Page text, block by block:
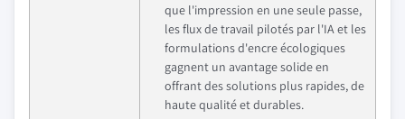
que l'impression en une seule passe,
les flux de travail pilotés par l'IA et les
formulations d'encre écologiques
gagnent un avantage solide en
offrant des solutions plus rapides, de
haute qualité et durables.